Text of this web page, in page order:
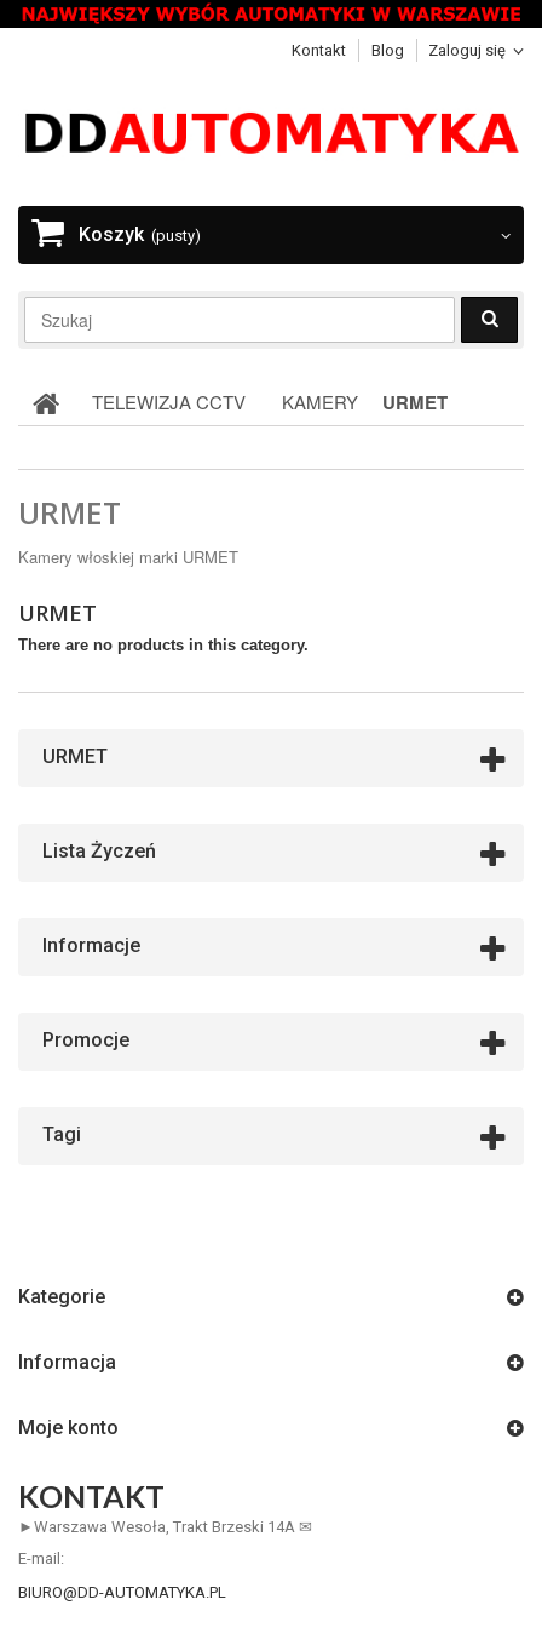
Zaloguj się
Kontakt Blog
Koszyk (pusty)
TELEWIZJA CCTV KAMERY URMET
URMET
Kamery włoskiej marki URMET
URMET
There are no products in this category.
URMET
Lista Życzeń
Informacje
Promocje
Tagi
Kategorie
Informacja
Moje konto
KONTAKT
►Warszawa Wesoła, Trakt Brzeski 14A ✉
E-mail:
BIURO@DD-AUTOMATYKA.PL